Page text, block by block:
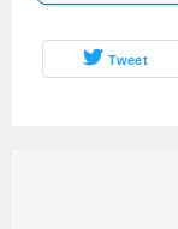
Tweet